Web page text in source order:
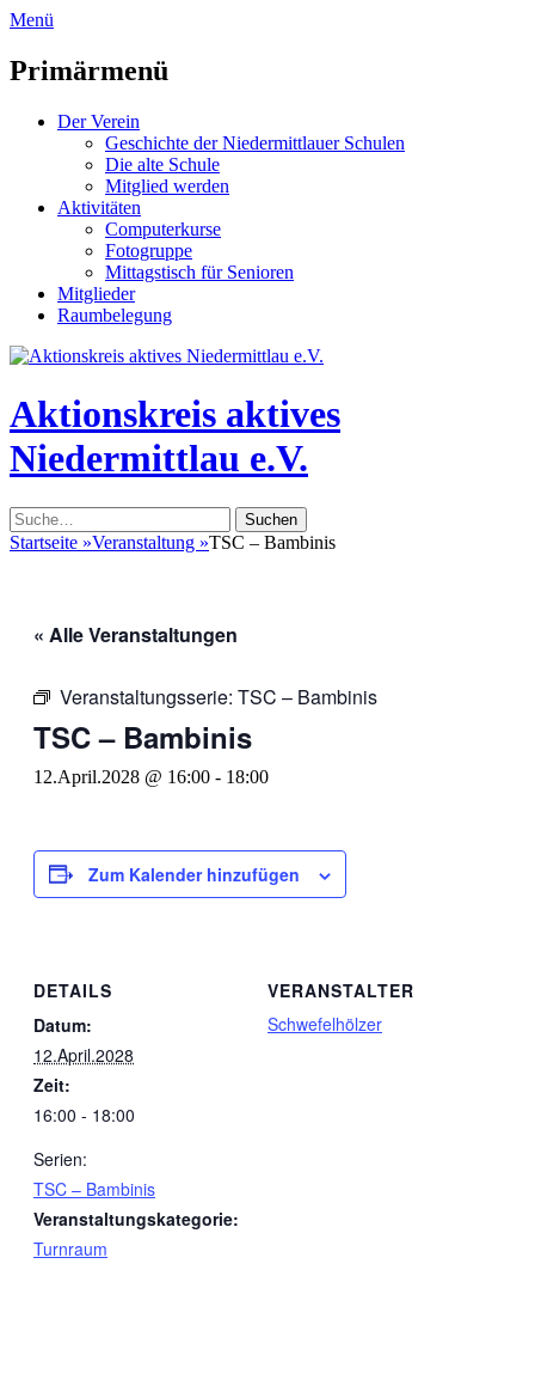
zum
überspringen
Menü
Primärmenü
Der Verein
Geschichte der Niedermittlauer Schulen
Die alte Schule
Mitglied werden
Aktivitäten
Computerkurse
Fotogruppe
Mittagstisch für Senioren
Mitglieder
Raumbelegung
Header
Aktionskreis aktives
Niedermittlau e.V.
Suche
nach:
Startseite »Veranstaltung »TSC – Bambinis
« Alle Veranstaltungen
Veranstaltungsserie: TSC – Bambinis
TSC – Bambinis
12.April.2028 @ 16:00 - 18:00
Zum Kalender hinzufügen
DETAILS
Datum:
12.April.2028
Zeit:
16:00 - 18:00
Serien:
TSC – Bambinis
Veranstaltungskategorie:
Turnraum
VERANSTALTER
Schwefelhölzer